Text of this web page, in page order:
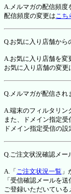
A.メルマガの配信頻度
配信頻度の変更はこち
Q.お気に入り店舗か
A.お気に入り店舗を変
お気に入り店舗の変更
Q.メルマガが配信され
A.端末のフィルタリン
また、ドメイン指定受
ドメイン指定受信の設
Q.ご注文状況確認メー
A.「 ご注文状況一覧 」
「受信確認メールを
ご登録いただいている